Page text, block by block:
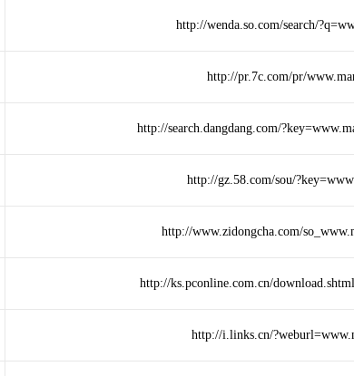
http://wenda.so.com/search/
http://pr.7c.com/pr/
http://search.dangdang.com/
http://gz.58.com/sou/
http://www.zidongcha.com/
http://ks.pconline.com.cn/
http://i.links.cn/